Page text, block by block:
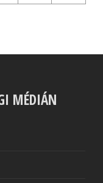
MÉDIÁN